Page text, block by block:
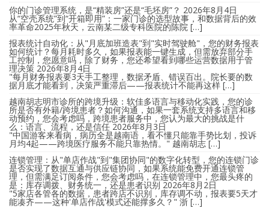
你的门诊管理系统，是“精装房”还是“毛坯房”？ 2026年8月4日
从“空壳系统”到“开箱即用”：一家门诊的选型故事，和数据背后的效
率革命2025年秋天，云南某二级专科医院的陈院 […]
报表统计自动化：从"月底加班造表"到"实时驾驶舱"，您的财务报表
如何统计？每月耗时多久，如果报表能一键生成，但需放弃部分手
工控制，您愿意吗，除了财务，您还希望看到哪些运营数据用于管
理决策 2026年8月4日
"每月财务报表要3天手工整理，数据矛盾、错误百出。院长要的数
据月底才能看到，决策严重滞后——报表统计不能再这样 […]
越南胡志明市诊所的跨境升级：软佳多语言与移动化实践，您的诊
所是否有外籍/跨境患者？如何沟通，如果一套系统支持多语言和移
动预约，您会考虑吗，跨境患者服务中，您认为最大的挑战是什
么：语言、流程，还是信任 2026年8月3日
"中国游客来看病，病历全是越南语，看不懂只能靠手势比划，投诉
月均4起——跨境医疗服务不能只靠热情。" 越南胡志 […]
连锁管理：从"单店作战"到"集团协同"的数字化转型，您的连锁门诊
是否实现了数据互通与供应链协同，如果系统能免费开通连锁管
理，但需满足订阅条件，您会考虑吗，在连锁管理中，您最头疼的
是：库存调拨、财务统一，还是患者识别 2026年8月2日
"5家店各管各的数据，患者跨店不识别，库存调不动，报表要5天才
能凑齐——这种'单店作战'模式还能撑多久？" 浙 […]